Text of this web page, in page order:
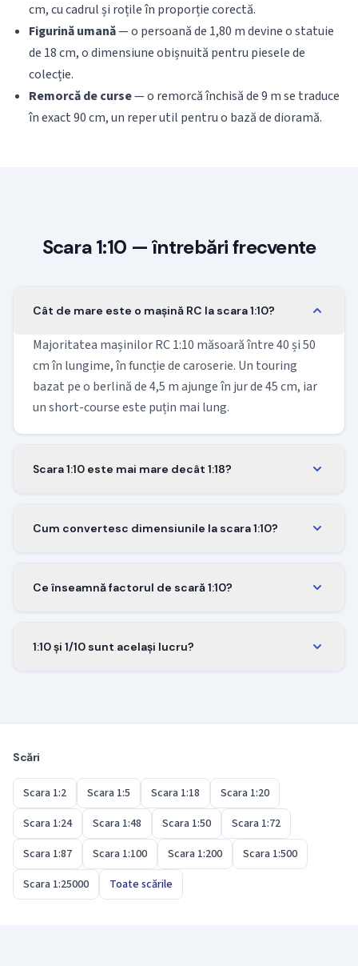
cm, cu cadrul și roțile în proporție corectă.
Figurină umană— o persoană de 1,80 m devine o statuie
de 18 cm, o dimensiune obișnuită pentru piesele de
colecție.
Remorcă de curse— o remorcă închisă de 9 m se traduce
în exact 90 cm, un reper util pentru o bază de dioramă.
Scara 1:10 — întrebări frecvente
Cât de mare este o mașină RC la scara 1:10?
Majoritatea mașinilor RC 1:10 măsoară între 40 și 50
cm în lungime, în funcție de caroserie. Un touring
bazat pe o berlină de 4,5 m ajunge în jur de 45 cm, iar
un short-course este puțin mai lung.
Scara 1:10 este mai mare decât 1:18?
mare decât una 1:18 a aceluiași vehicul. O mașină de
Cum convertesc dimensiunile la scara 1:10?
lungimea machetei, sau înmulțește lungimea
Ce înseamnă factorul de scară 1:10?
lungime reală cu 0,1 pentru a obține valoarea la scara
1:10 și 1/10 sunt același lucru?
raportul, și deci dimensiunea machetei, este identic.
Scări
Scara 1:2 Scara 1:5 Scara 1:18
Scara 1:20
Scara 1:24
Scara 1:48 Scara 1:50
Scara 1:72
Scara 1:87
Scara 1:100 Scara 1:200
Scara 1:500
Scara 1:25000
Toate scările